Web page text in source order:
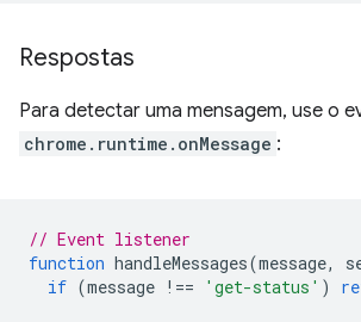
Respostas
Para detectar uma mensagem, use o
chrome.runtime.onMessage :
// Event listener
function handleMessages(message,
if (message !== 'get-status' )